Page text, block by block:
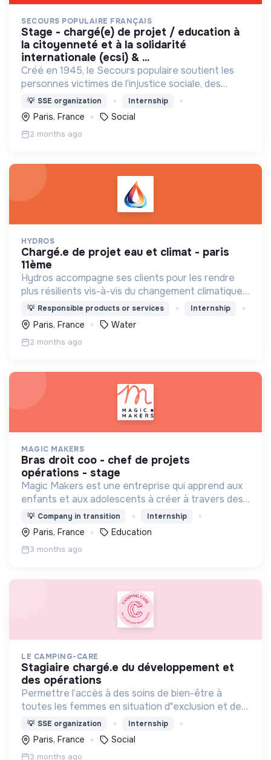
SECOURS POPULAIRE FRANÇAIS
stage - chargé(e) de projet / education à
la citoyenneté et à la solidarité
internationale (ecsi) & ...
Créé en 1945, le Secours populaire soutient les
personnes victimes de l’injustice sociale, des
calamités naturelles, de la misère, de la faim, du
sous-développement, des conflits armés.
💡 SSE organization Internship
Paris, France Social
2 months ago
HYDROS
chargé.e de projet eau et climat - paris
11ème
Hydros accompagne ses clients pour les rendre
plus résilients vis-à-vis du changement climatique
et de la raréfaction de la ressource eau.
💡 Responsible products or services Internship
Paris, France Water
2 months ago
MAGIC MAKERS
bras droit coo - chef de projets
opérations - stage
Magic Makers est une entreprise qui apprend aux
enfants et aux adolescents à créer à travers des
ateliers fun (création de jeux vidéo,
programmation, IA…) dans une ambiance ludique et
collaborative !
💡 Company in transition Internship
Paris, France Education
3 months ago
LE CAMPING-CARE
stagiaire chargé.e du développement et
des opérations
Permettre l’accès à des soins de bien-être à
toutes les femmes en situation d"exclusion et de
précarité
💡 SSE organization Internship
Paris, France Social
3 months ago